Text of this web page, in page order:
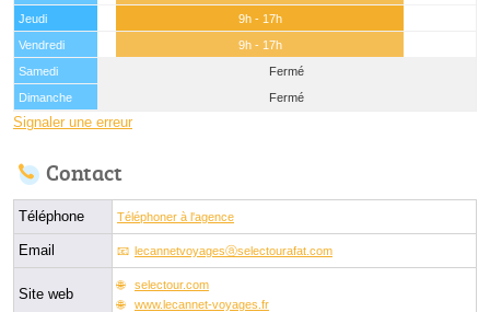
Jeudi
9h - 17h
Vendredi
9h - 17h
Samedi
Fermé
Dimanche
Fermé
Signaler une erreur
Contact
Téléphone Téléphoner à l'agence
Email lecannetvoyagesⓐselectourafat.com
Site web
selectour.com
www.lecannet-voyages.fr